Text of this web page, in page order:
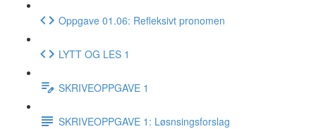
Oppgave 01.06: Refleksivt pronomen
LYTT OG LES 1
SKRIVEOPPGAVE 1
SKRIVEOPPGAVE 1: Løsnsingsforslag